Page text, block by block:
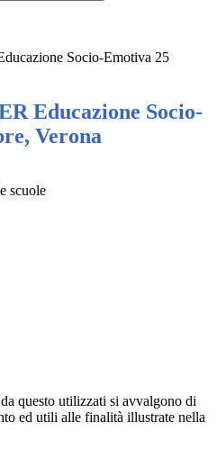
Socio-Emotiva 25
Educazione Socio-
Verona
scuole
questo utilizzati si avvalgono di
ed utili alle finalità illustrate nella